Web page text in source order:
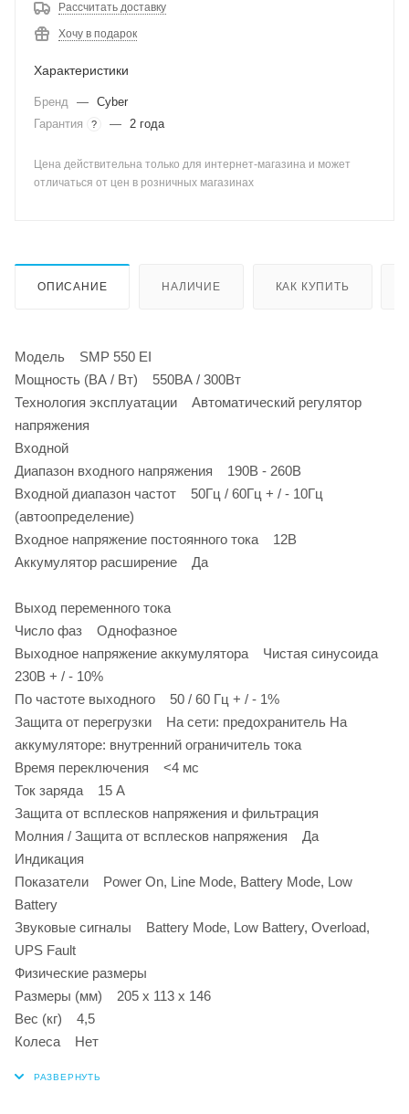
Рассчитать доставку
Хочу в подарок
Характеристики
Бренд — Cyber
Гарантия
? — 2 года
Цена действительна только для интернет-магазина и может
отличаться от цен в розничных магазинах
ОПИСАНИЕ НАЛИЧИЕ КАК КУПИТЬ
Модель SMP 550 EI
Мощность (ВА / Вт) 550ВА / 300Вт
Технология эксплуатации Автоматический регулятор
напряжения
Входной
Диапазон входного напряжения 190В - 260В
Входной диапазон частот 50Гц / 60Гц + / - 10Гц
(автоопределение)
Входное напряжение постоянного тока 12В
Аккумулятор расширение Да
Выход переменного тока
Число фаз Однофазное
Выходное напряжение аккумулятора Чистая синусоида
230В + / - 10%
По частоте выходного 50 / 60 Гц + / - 1%
Защита от перегрузки На сети: предохранитель На
аккумуляторе: внутренний ограничитель тока
Время переключения <4 мс
Ток заряда 15 A
Защита от всплесков напряжения и фильтрация
Молния / Защита от всплесков напряжения Да
Индикация
Показатели Power On, Line Mode, Battery Mode, Low
Battery
Звуковые сигналы Battery Mode, Low Battery, Overload,
UPS Fault
Физические размеры
Размеры (мм) 205 x 113 x 146
Вес (кг) 4,5
Колеса Нет